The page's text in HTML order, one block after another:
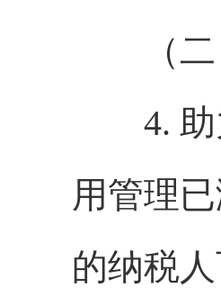
（二
4. 助力
用管理
的纳税